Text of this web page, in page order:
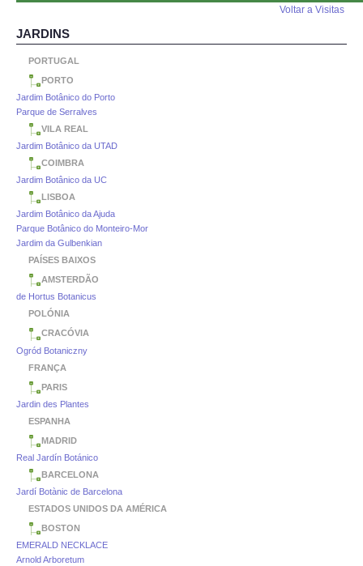
Voltar a Visitas
JARDINS
PORTUGAL
PORTO
Jardim Botânico do Porto
Parque de Serralves
VILA REAL
Jardim Botânico da UTAD
COIMBRA
Jardim Botânico da UC
LISBOA
Jardim Botânico da Ajuda
Parque Botânico do Monteiro-Mor
Jardim da Gulbenkian
PAÍSES BAIXOS
AMSTERDÃO
de Hortus Botanicus
POLÓNIA
CRACÓVIA
Ogród Botaniczny
FRANÇA
PARIS
Jardin des Plantes
ESPANHA
MADRID
Real Jardín Botánico
BARCELONA
Jardí Botànic de Barcelona
ESTADOS UNIDOS DA AMÉRICA
BOSTON
EMERALD NECKLACE
Arnold Arboretum